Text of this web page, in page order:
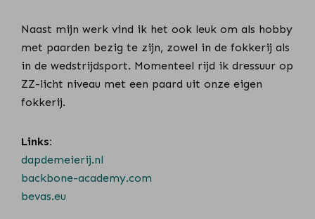
Naast mijn werk vind ik het ook leuk om als hobby
met paarden bezig te zijn, zowel in de fokkerij als
in de wedstrijdsport. Momenteel rijd ik dressuur op
ZZ-licht niveau met een paard uit onze eigen
fokkerij.
Links:
dapdemeierij.nl
backbone-academy.com
bevas.eu